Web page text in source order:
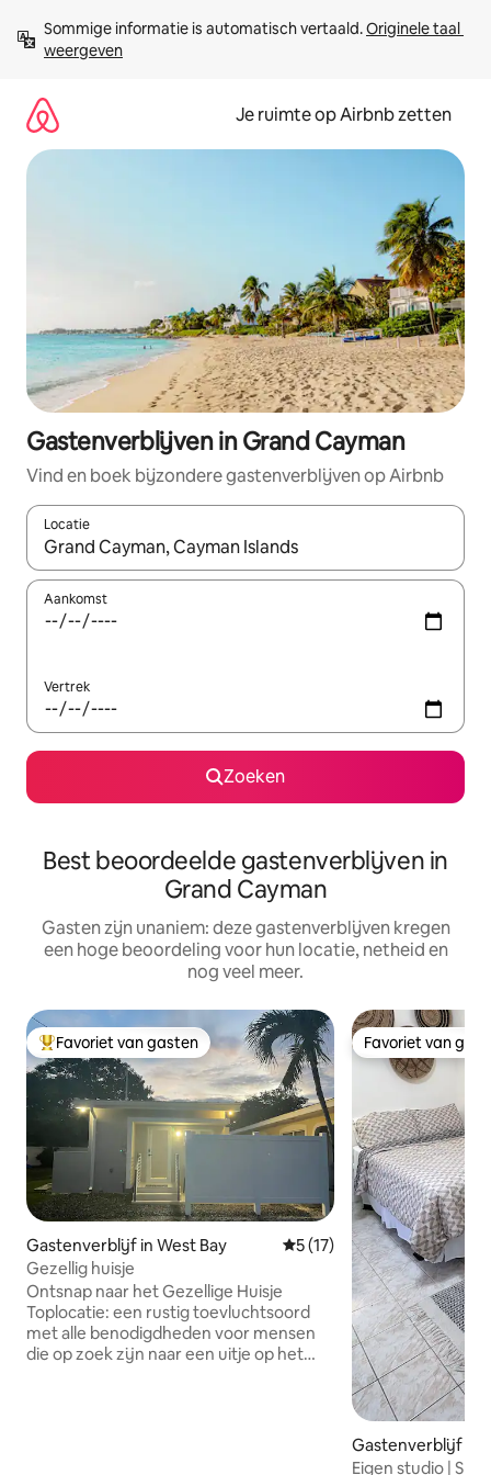
direct
naar
Sommige informatie is automatisch vertaald. Originele taal
weergeven
Je ruimte op Airbnb zetten
Gastenverblijven in Grand Cayman
Vind en boek bijzondere gastenverblijven op Airbnb
Locatie
Wanneer er suggesties beschikbaar zijn, maak je een keuze
Aankomst
Vertrek
Zoeken
Best beoordeelde gastenverblijven in
Grand Cayman
Gasten zijn unaniem: deze gastenverblijven kregen
een hoge beoordeling voor hun locatie, netheid en
nog veel meer.
Topfavoriet van gasten
Favoriet van gasten
Gastenverblijf in West Bay Gemiddelde beoordeling
5 (17)
Gezellig huisje
Ontsnap naar het Gezellige Huisje
Toplocatie: een rustig toevluchtsoord
met alle benodigdheden voor mensen
die op zoek zijn naar een uitje op het
Favoriet van
Favoriet van
Gastenverblijf in
wn
Eigen studio |